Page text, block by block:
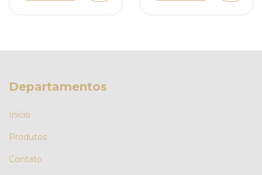
Departamentos
Início
Produtos
Contato